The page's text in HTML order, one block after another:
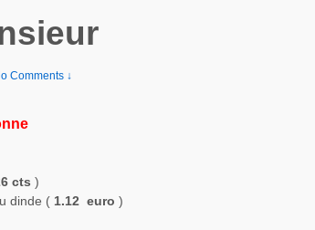
Comments ↓
cts )
dinde ( 1.12 euro )